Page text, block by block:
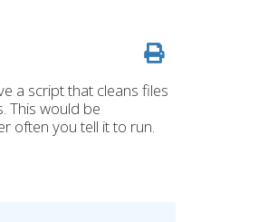
a script that cleans files
This would be
often you tell it to run.